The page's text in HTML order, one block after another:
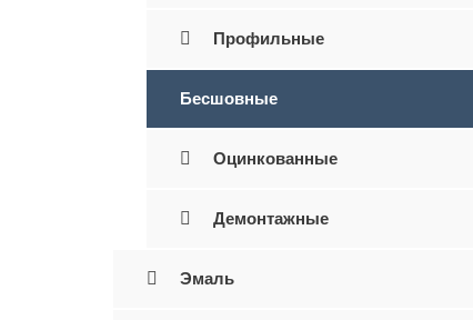
Профильные
Бесшовные
Оцинкованные
Демонтажные
Эмаль